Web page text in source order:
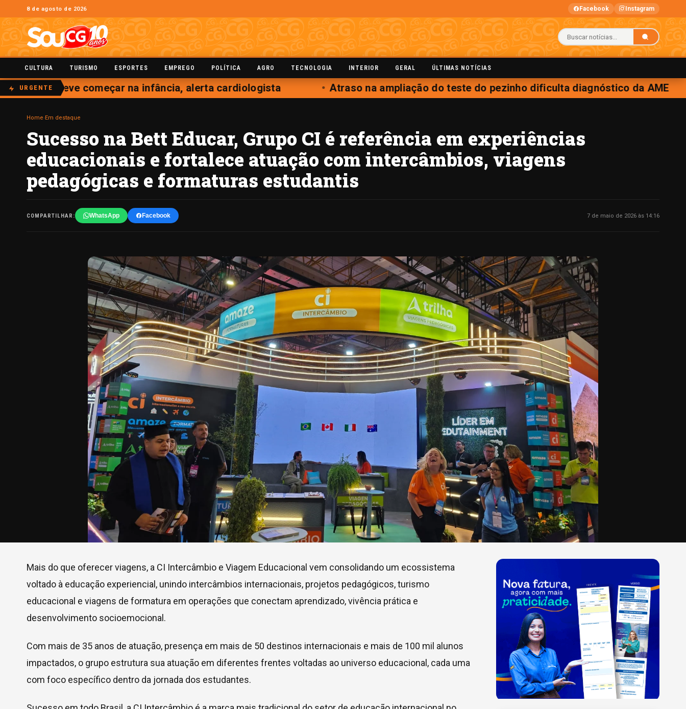
8 de agosto de 2026 Facebook Instagram
CULTURA TURISMO ESPORTES EMPREGO POLÍTICA AGRO TECNOLOGIA INTERIOR GERAL ÚLTIMAS NOTÍCIAS
URGENTEdeve começar na infância, alerta cardiologista Atraso na ampliação do teste do pezinho dificulta diagnóstico da AME
Home Em destaque
Sucesso na Bett Educar, Grupo CI é referência em experiências
educacionais e fortalece atuação com intercâmbios, viagens
pedagógicas e formaturas estudantis
COMPARTILHAR: WhatsApp Facebook 7 de maio de 2026 às 14:16
Mais do que oferecer viagens, a CI Intercâmbio e Viagem Educacional vem consolidando um ecossistema
voltado à educação experiencial, unindo intercâmbios internacionais, projetos pedagógicos, turismo
educacional e viagens de formatura em operações que conectam aprendizado, vivência prática e
desenvolvimento socioemocional.
Com mais de 35 anos de atuação, presença em mais de 50 destinos internacionais e mais de 100 mil alunos
impactados, o grupo estrutura sua atuação em diferentes frentes voltadas ao universo educacional, cada uma
com foco específico dentro da jornada dos estudantes.